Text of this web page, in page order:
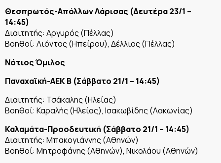
Θεσπρωτός-Απόλλων Λάρισας (Δευτέρα 23/1 –
14:45)
Διαιτητής: Αργυρός (Πέλλας)
Βοηθοί: Λιόντος (Ηπείρου), Δέλλιος (Πέλλας)
Νότιος Όμιλος
Παναχαϊκή-ΑΕΚ Β (Σάββατο 21/1 – 14:45)
Διαιτητής: Τσάκαλης (Ηλείας)
Βοηθοί: Καραλής (Ηλείας), Ισακωβίδης (Λακωνίας)
Καλαμάτα-Προοδευτική (Σάββατο 21/1 – 14:45)
Διαιτητής: Μπακογιάννης (Αθηνών)
Βοηθοί: Μητροφάνης (Αθηνών), Νικολάου (Αθηνών)